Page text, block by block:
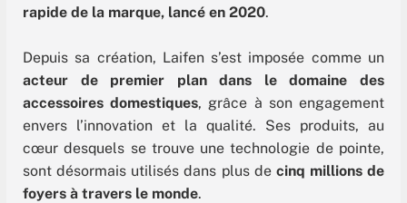
rapide de la marque, lancé en 2020.
Depuis sa création, Laifen s’est imposée comme un
acteur de premier plan dans le domaine des
accessoires domestiques, grâce à son engagement
envers l’innovation et la qualité. Ses produits, au
cœur desquels se trouve une technologie de pointe,
sont désormais utilisés dans plus de cinq millions de
foyers à travers le monde.